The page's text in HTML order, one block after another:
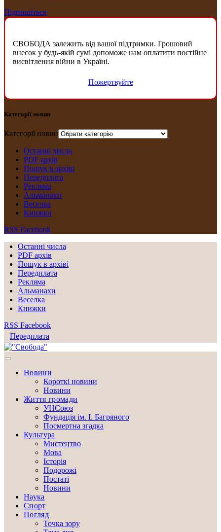
Підпишіться
СВОБОДА залежить від вашої підтримки. Грошовий
внесок у будь-якій сумі допоможе нам оплатити постійне
висвітлення війни в Україні.
Пожертвуйте
Категорії новин
Категорії новин
Останні числа
PDF архів
Пошук в архіві
Передплата
Рекляма
Альманахи
Веселка
Книжки
RSS Facebook
Останні числа
PDF архів
Пошук в архіві
Передплата
Рекляма
Альманахи
Веселка
Книжки
RSS Facebook
Передплата
Новини
Короткі новини
Новини
Життя громади
УНСоюз
Фундація ім. І. Багряного
Посмертна згадка
Культура
Мистецтво
Мова
Історія
Подорожі
Постаті
Новини
Наука
Спорт
Погляд
Точка зору